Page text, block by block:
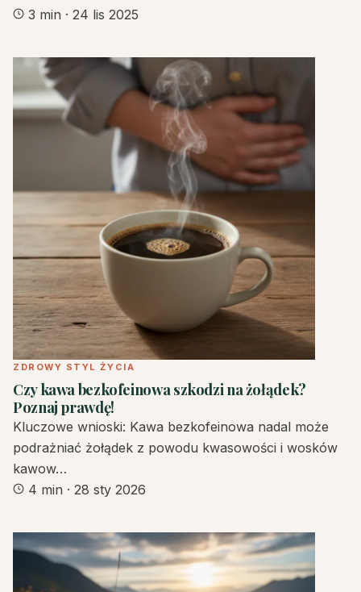
3 min · 24 lis 2025
ZDROWY STYL ŻYCIA
Czy kawa bezkofeinowa szkodzi na żołądek?
Poznaj prawdę!
Kluczowe wnioski: Kawa bezkofeinowa nadal może
podrażniać żołądek z powodu kwasowości i wosków
kawow…
4 min · 28 sty 2026